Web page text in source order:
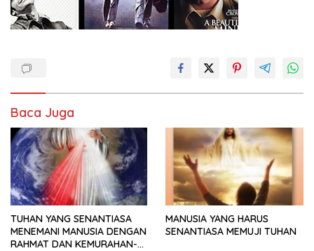
Baca Juga
TUHAN YANG SENANTIASA
MENEMANI MANUSIA DENGAN
RAHMAT DAN KEMURAHAN-
MANUSIA YANG HARUS
SENANTIASA MEMUJI TUHAN